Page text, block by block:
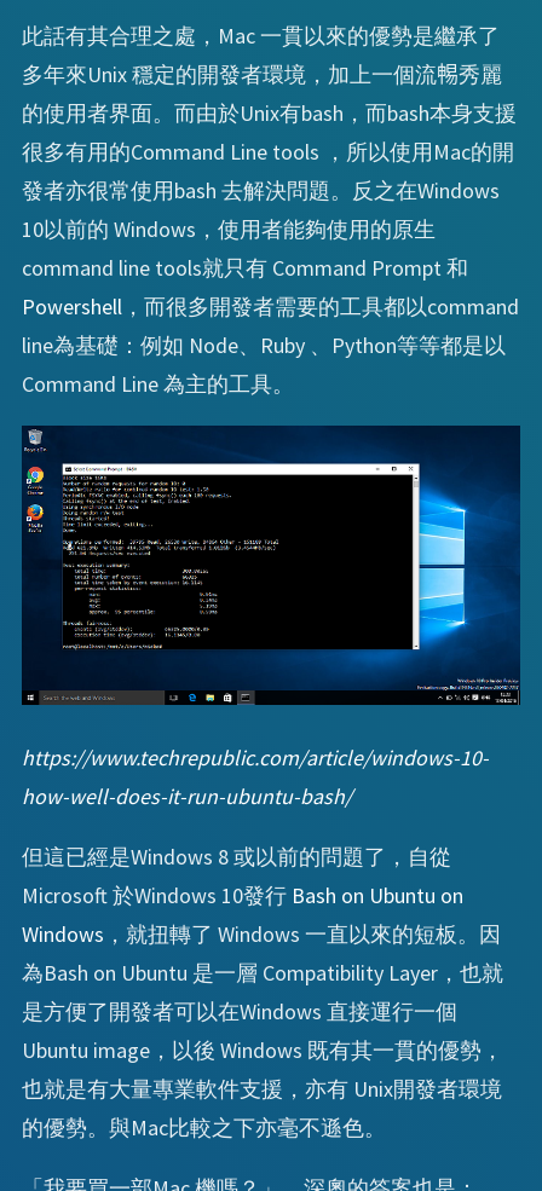
此話有其合理之處，Mac 一貫以來的優勢是繼承了
多年來Unix 穩定的開發者環境，加上一個流𣈱秀麗
的使用者界面。而由於Unix有bash，而bash本身支援
很多有用的Command Line tools ，所以使用Mac的開
發者亦很常使用bash 去解決問題。反之在Windows
10以前的 Windows，使用者能夠使用的原生
command line tools就只有 Command Prompt 和
Powershell ，而很多開發者需要的工具都以command
line為基礎：例如 Node、Ruby 、Python等等都是以
Command Line 為主的工具。
https://www.techrepublic.com/article/windows-10-
how-well-does-it-run-ubuntu-bash/
但這已經是Windows 8 或以前的問題了，自從
Microsoft 於Windows 10發行 Bash on Ubuntu on
Windows ，就扭轉了 Windows 一直以來的短板。因
為Bash on Ubuntu 是一層 Compatibility Layer，也就
是方便了開發者可以在Windows 直接運行一個
Ubuntu image，以後 Windows 既有其一貫的優勢，
也就是有大量專業軟件支援，亦有 Unix開發者環境
的優勢。與Mac比較之下亦毫不遜色。